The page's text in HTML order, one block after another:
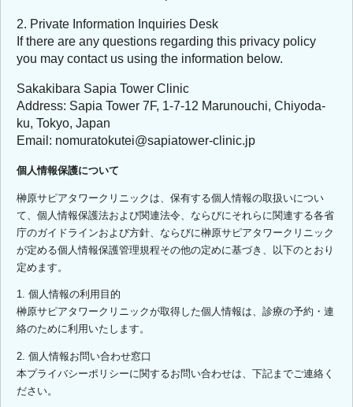
2. Private Information Inquiries Desk
If there are any questions regarding this privacy policy
you may contact us using the information below.
Sakakibara Sapia Tower Clinic
Address: Sapia Tower 7F, 1-7-12 Marunouchi, Chiyoda-
ku, Tokyo, Japan
Email: nomuratokutei@sapiatower-clinic.jp
個人情報保護について
榊原サピアタワークリニックは、保有する個人情報の取扱いについ
て、個人情報保護法および関連法令、ならびにそれらに関連する各省
庁のガイドラインおよび方針、ならびに榊原サピアタワークリニック
が定める個人情報保護管理規程その他の定めに基づき、以下のとおり
定めます。
1. 個人情報の利用目的
榊原サピアタワークリニックが取得した個人情報は、診療の予約・連
絡のために利用いたします。
2. 個人情報お問い合わせ窓口
本プライバシーポリシーに関するお問い合わせは、下記までご連絡く
ださい。